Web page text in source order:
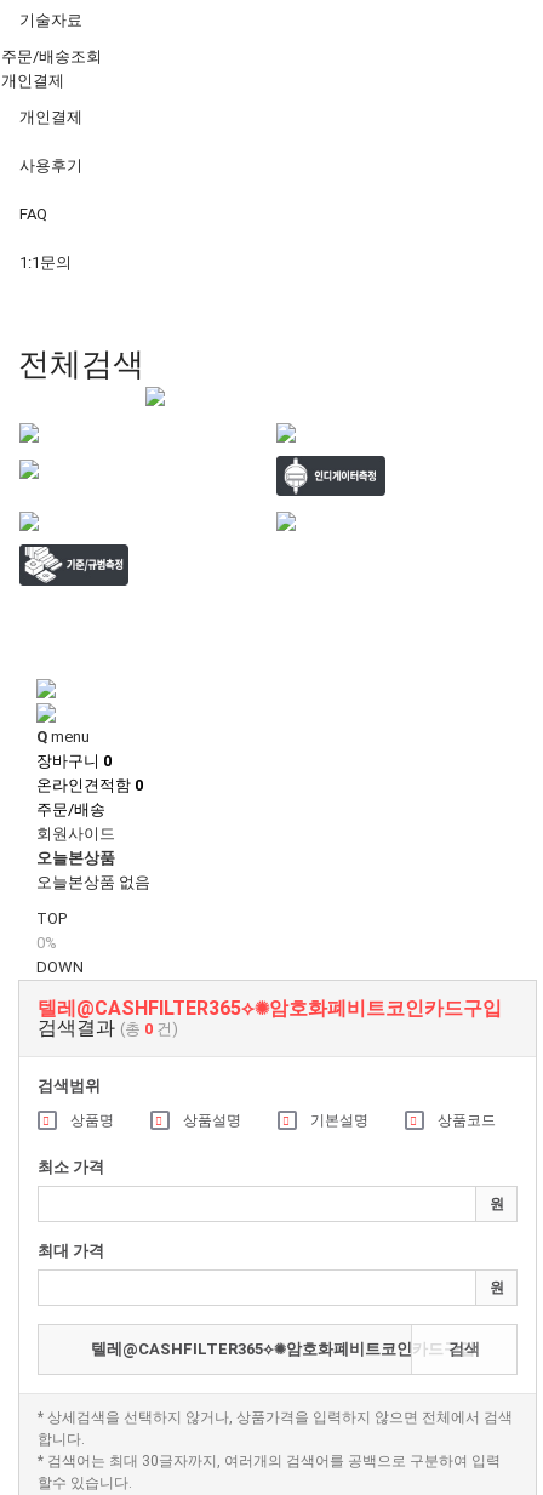
기술자료
주문/배송조회
개인결제
개인결제
사용후기
FAQ
1:1문의
전체검색
1
Q menu
장바구니 0
온라인견적함 0
주문/배송
회원사이드
오늘본상품
오늘본상품 없음
TOP
0%
DOWN
텔레@CASHFILTER365⟡✺암호화폐비트코인카드구입
검색결과 (총 0 건)
검색범위
상품명 상품설명 기본설명 상품코드
최소 가격
원
최대 가격
원
검색
* 상세검색을 선택하지 않거나, 상품가격을 입력하지 않으면 전체에서 검색
합니다.
* 검색어는 최대 30글자까지, 여러개의 검색어를 공백으로 구분하여 입력
할수 있습니다.